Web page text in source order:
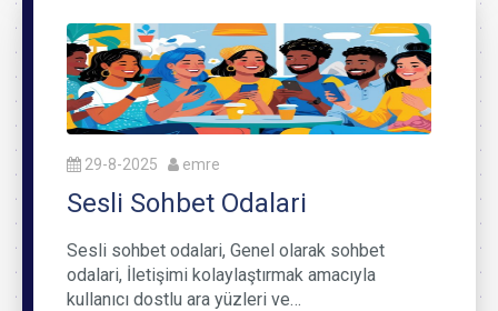
29-8-2025 emre
Sesli Sohbet Odalari
Sesli sohbet odalari, Genel olarak sohbet
odalari, İletişimi kolaylaştırmak amacıyla
kullanıcı dostlu ara yüzleri ve…